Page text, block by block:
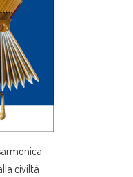
civiltà